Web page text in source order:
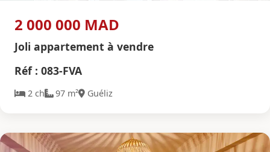
2 000 000 MAD
Joli appartement à vendre
Réf : 083-FVA
2 ch 97 m² Guéliz